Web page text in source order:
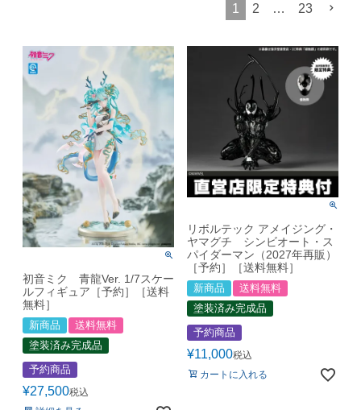
1 2 … 23
初音ミク 青龍Ver. 1/7スケー
ルフィギュア［予約］［送料
無料］
新商品
送料無料
塗装済み完成品
予約商品
¥27,500税込
リボルテック アメイジング・
ヤマグチ シンビオート・ス
パイダーマン（2027年再販）
［予約］［送料無料］
新商品
送料無料
塗装済み完成品
予約商品
¥11,000税込
カートに入れる